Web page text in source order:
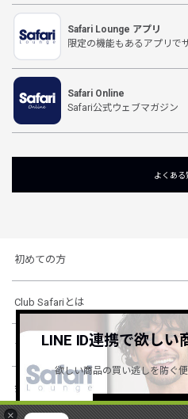
×
Safari Lounge アプリ
限定の機能もあるアプリで
Safari Online
Safari公式ウェブマガジン
よくある
初めての方
Club Safariとは
ショッピングガイド
会社概要・規約
LINE ID連携で欲しい
欲しい商品の買い逃しを防ぐ
詳しくは